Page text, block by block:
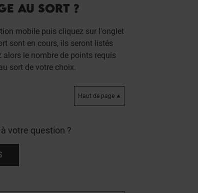
AU SORT ?
mobile puis cliquez sur l'onglet
sont en cours, ils seront listés
le nombre de points requis
sort de votre choix.
Haut de page
votre question ?